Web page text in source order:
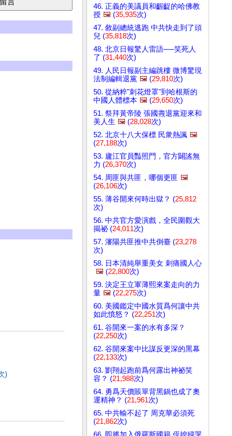
)
46. 正義的美議員和齷齪的哈佛教
授 🖼️ (35,935次)
47. 敘副總統逃跑 中共快走到了頭
兒 (35,818次)
48. 北京日報驚人雷語──笑死人
了 (31,440次)
49. 人民日報副主編跳樓 微博驚現
法制編輯退黨 🖼️ (29,810次)
50. 從納粹"刺花燈罩"到哈根斯的
中國人體標本 🖼️ (29,650次)
51. 祭拜黃帝陵 張國燾退黨迎來和
美人生 🖼️ (28,028次)
52. 北京十八大保標 民衆熱諷 🖼️
(27,188次)
53. 廬江官員豔照門，官方闢謠無
力 (26,370次)
54. 周匪與共匪，哪個更匪 🖼️
(26,106次)
55. 薄谷開來何時出獄？ (25,812
次)
56. 中共官方愛演戲，全民圍觀大
揭祕 (24,011次)
57. 瀋陽共匪推中共倒臺 (23,278
次)
58. 日本清純舉重美女 刺痛國人心
🖼️ (22,800次)
59. 決定王立軍薄熙來案走向的力
量 🖼️ (22,275次)
60. 美國鑑定中國水質爲何讓中共
如此憤怒？ (22,251次)
61. 谷開來一案的水有多深？
(22,250次)
62. 谷開來案中比謀反更深的黑幕
(22,133次)
63. 劉翔起跑前爲何露出神祕笑
容？ (21,988次)
64. 勇爲天價賬單背黑鍋也成了奧
運精神？ (21,961次)
65. 中共輸不起了 周克華必須死
(21,862次)
66. 即將加入俄羅斯國籍 侄媳婦哭